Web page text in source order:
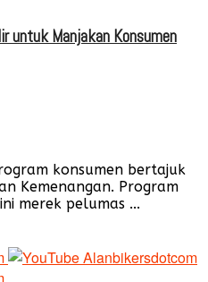
untuk Manjakan Konsumen
konsumen bertajuk
Kemenangan. Program
merek pelumas ...